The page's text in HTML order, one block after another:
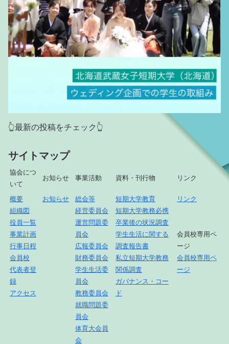
👆最新の投稿をチェック👆
サイトマップ
協会につ
いて
お知らせ 事業活動 資料・刊行物 リンク
概要
組織図
役員一覧
事業計画
行事日程
会員校
代表者登
録
アクセス
お知らせ
総会等
経営委員会
運営問題委
員会
広報委員会
財務委員会
学生生活委
員会
教務委員会
就職問題委
員会
体育大会員
会
短期大学教育
短期大学教務必携
卒業後の状況調査
学生生活に関する
調査報告書
私立短期大学教務
関係調査
ガバナンス・コー
ド
リンク
会員校専用ペ
ージ
会員校専用ペ
ージ